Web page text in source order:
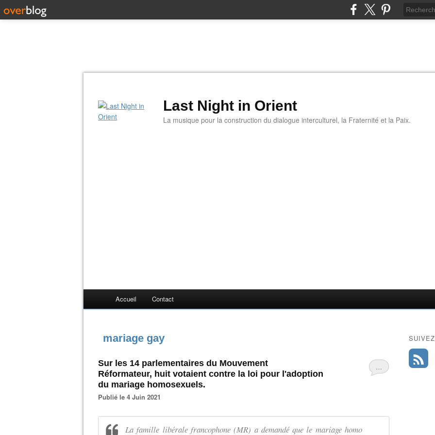
Last Night in Orient
La musique pour la construction du dialogue interculturel, la Fraternité et la Paix.
Accueil Contact
mariage gay
…
Sur les 14 parlementaires du Mouvement
Réformateur, huit votaient contre la loi pour l'adoption
du mariage homosexuels.
Publié le 4 Juin 2021
La famille libérale francophone (MR) a demandé que le mariage homo